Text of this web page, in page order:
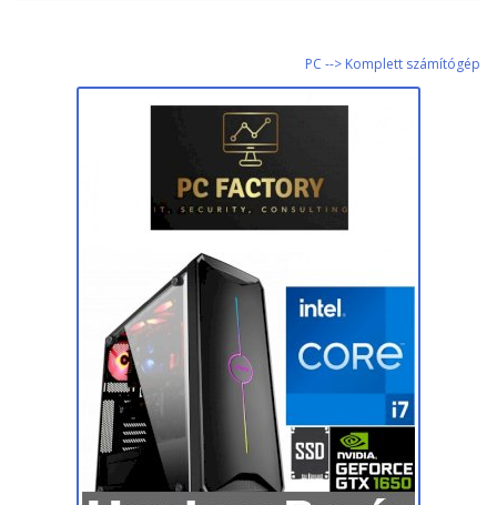
PC --> Komplett számítógép